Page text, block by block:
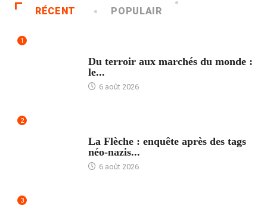
RÉCENT POPULAIR
1
Du terroir aux marchés du monde :
le...
6 août 2026
2
La Flèche : enquête après des tags
néo-nazis...
6 août 2026
3